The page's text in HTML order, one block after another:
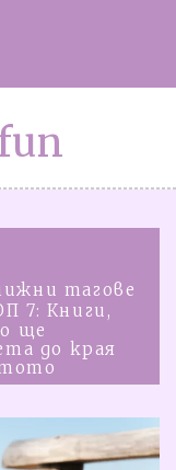
тагове
7: Книги,
ще
до края